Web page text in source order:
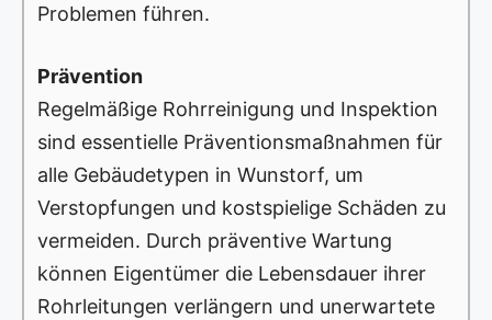
Problemen führen.
Prävention
Regelmäßige Rohrreinigung und Inspektion
sind essentielle Präventionsmaßnahmen für
alle Gebäudetypen in Wunstorf, um
Verstopfungen und kostspielige Schäden zu
vermeiden. Durch präventive Wartung
können Eigentümer die Lebensdauer ihrer
Rohrleitungen verlängern und unerwartete